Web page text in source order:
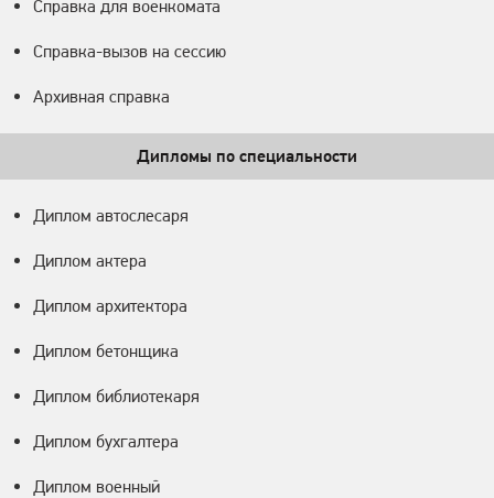
Справка для военкомата
Справка-вызов на сессию
Архивная справка
Дипломы по специальности
Диплом автослесаря
Диплом актера
Диплом архитектора
Диплом бетонщика
Диплом библиотекаря
Диплом бухгалтера
Диплом военный